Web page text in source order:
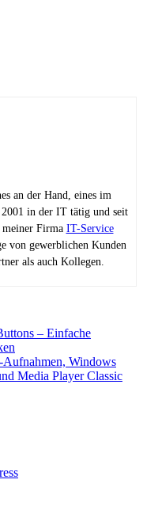
an der Hand, eines im
in der IT tätig und seit
meiner Firma IT-Service
von gewerblichen Kunden
als auch Kollegen.
– Einfache
Windows
Media Player Classic